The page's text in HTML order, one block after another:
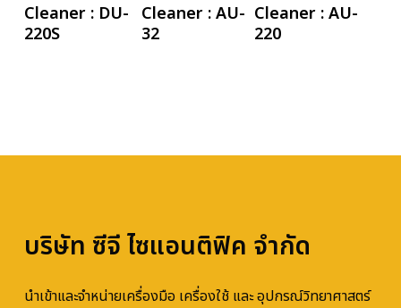
Cleaner : DU-
220S
Cleaner : AU-
32
Cleaner : AU-
220
บริษัท ซีจี ไซแอนติฟิค จำกัด
นำเข้าและจำหน่ายเครื่องมือ เครื่องใช้ และ อุปกรณ์วิทยาศาสตร์